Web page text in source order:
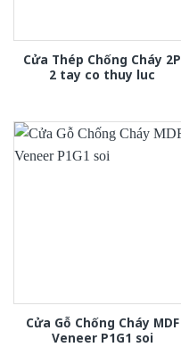
Cửa Thép Chống Cháy 2P
2 tay co thuy luc
Cửa Gỗ Chống Cháy MDF
Veneer P1G1 soi